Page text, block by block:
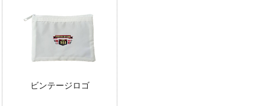
ビンテージロゴ